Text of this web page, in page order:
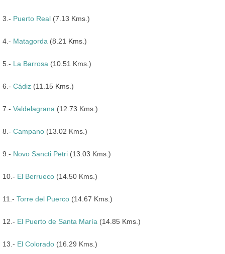
3.- Puerto Real (7.13 Kms.)
4.- Matagorda (8.21 Kms.)
5.- La Barrosa (10.51 Kms.)
6.- Cádiz (11.15 Kms.)
7.- Valdelagrana (12.73 Kms.)
8.- Campano (13.02 Kms.)
9.- Novo Sancti Petri (13.03 Kms.)
10.- El Berrueco (14.50 Kms.)
11.- Torre del Puerco (14.67 Kms.)
12.- El Puerto de Santa María (14.85 Kms.)
13.- El Colorado (16.29 Kms.)